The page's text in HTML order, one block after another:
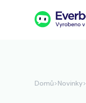
Domů>Novinky>